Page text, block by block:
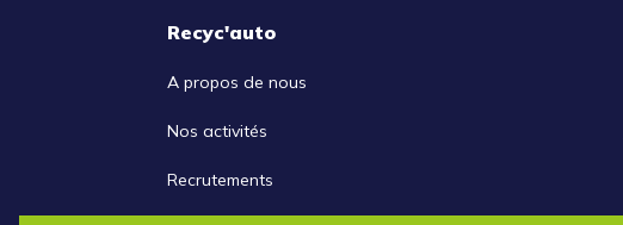
Recyc'auto
A propos de nous
Nos activités
Recrutements